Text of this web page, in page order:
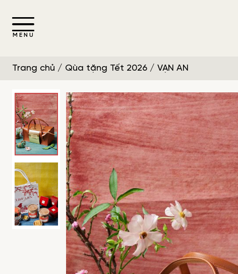
MENU
Trang chủ / Qùa tặng Tết 2026 / VẠN AN